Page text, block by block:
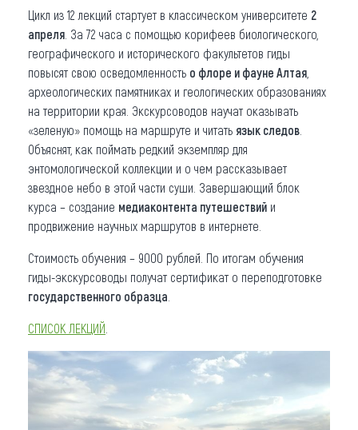
Цикл из 12 лекций стартует в классическом университете 2
апреля . За 72 часа с помощью корифеев биологического,
географического и исторического факультетов гиды
повысят свою осведомленность о флоре и фауне Алтая
археологических памятниках и геологических образованиях
на территории края. Экскурсоводов научат оказывать
«зеленую» помощь на маршруте и читать язык следов
Объяснят, как поймать редкий экземпляр для
энтомологической коллекции и о чем рассказывает
звездное небо в этой части суши. Завершающий блок
курса – создание медиаконтента путешествий и
продвижение научных маршрутов в интернете.
Стоимость обучения – 9000 рублей. По итогам обучения
гиды-экскурсоводы получат сертификат о переподготовке
государственного образца
СПИСОК ЛЕКЦИЙ